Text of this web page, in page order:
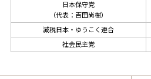
日本保守党
（代表：百田尚樹）
減税日本・ゆうこく連合
社会民主党